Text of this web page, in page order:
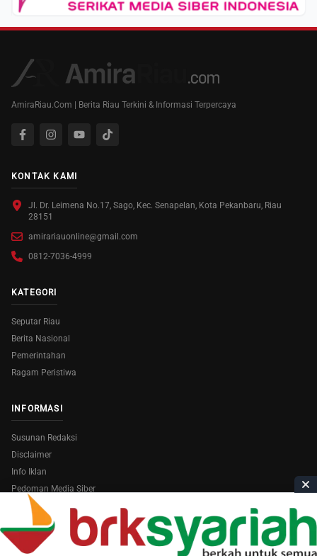
AmiraRiau.Com | Berita Riau Terkini & Informasi Terpercaya
KONTAK KAMI
Jl. Dr. Leimena No.17, Sago, Kec. Senapelan, Kota Pekanbaru, Riau
28151
amirariauonline@gmail.com
0812-7036-4999
KATEGORI
Seputar Riau
Berita Nasional
Pemerintahan
Ragam Peristiwa
INFORMASI
Susunan Redaksi
Disclaimer
Info Iklan
Pedoman Media Siber
Copyright © 2026 AmiraRiau.com . All Rights Reserved.